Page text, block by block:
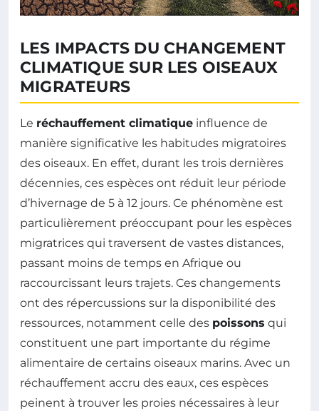
LES IMPACTS DU CHANGEMENT
CLIMATIQUE SUR LES OISEAUX
MIGRATEURS
Le réchauffement climatique influence de
manière significative les habitudes migratoires
des oiseaux. En effet, durant les trois dernières
décennies, ces espèces ont réduit leur période
d’hivernage de 5 à 12 jours. Ce phénomène est
particulièrement préoccupant pour les espèces
migratrices qui traversent de vastes distances,
passant moins de temps en Afrique ou
raccourcissant leurs trajets. Ces changements
ont des répercussions sur la disponibilité des
ressources, notamment celle des poissons qui
constituent une part importante du régime
alimentaire de certains oiseaux marins. Avec un
réchauffement accru des eaux, ces espèces
peinent à trouver les proies nécessaires à leur